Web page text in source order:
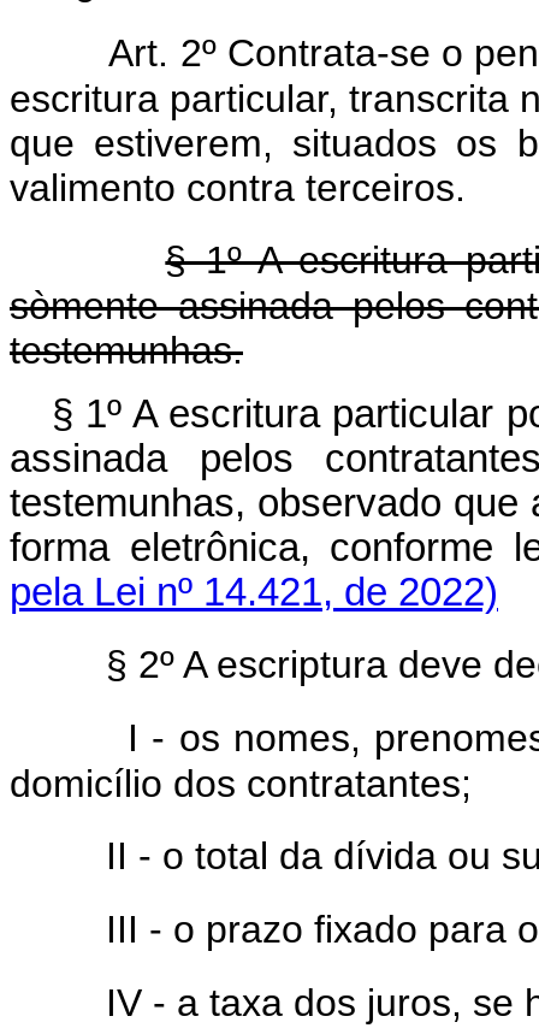
Art. 2º Contrata-se o
escritura particular, transcrita
que estiverem, situados os
valimento contra terceiros.
§ 1º A escritura
sòmente assinada pelos
testemunhas.
§ 1º A escritura particular
assinada pelos
testemunhas, observado
forma eletrônica, conforme
pela Lei nº 14.421, de 2022)
§ 2º A escriptura deve
I - os nomes,
domicílio dos contratantes;
II - o total da dívida ou
III - o prazo fixado para
IV - a taxa dos juros, se